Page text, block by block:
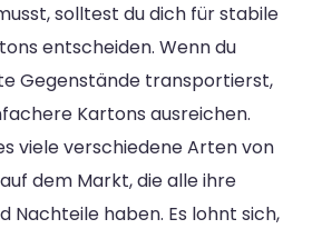
solltest du dich für stabile
entscheiden. Wenn du
Gegenstände transportierst,
Kartons ausreichen.
viele verschiedene Arten von
dem Markt, die alle ihre
Nachteile haben. Es lohnt sich,